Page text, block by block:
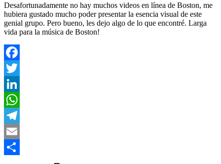
Desafortunadamente no hay muchos videos en línea de Boston, me
hubiera gustado mucho poder presentar la esencia visual de este
genial grupo. Pero bueno, les dejo algo de lo que encontré. Larga
vida para la música de Boston!
Facebook
Twitter
LinkedIn
WhatsApp
Telegram
Email